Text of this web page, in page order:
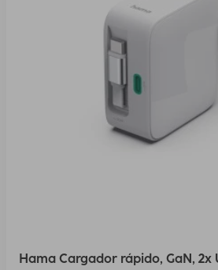
Hama Cargador rápido, GaN, 2x